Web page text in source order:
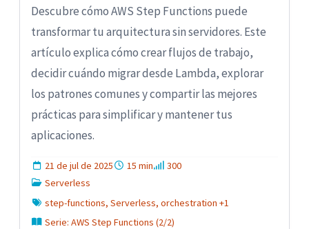
Descubre cómo AWS Step Functions puede
transformar tu arquitectura sin servidores. Este
artículo explica cómo crear flujos de trabajo,
decidir cuándo migrar desde Lambda, explorar
los patrones comunes y compartir las mejores
prácticas para simplificar y mantener tus
aplicaciones.
21 de jul de 2025 15 min
300
Serverless
step-functions, Serverless, orchestration +1
Serie: AWS Step Functions (2/2)